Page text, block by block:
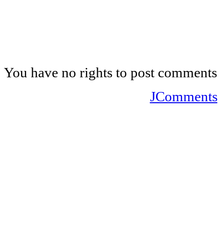
You have no rights to post comments
JComments